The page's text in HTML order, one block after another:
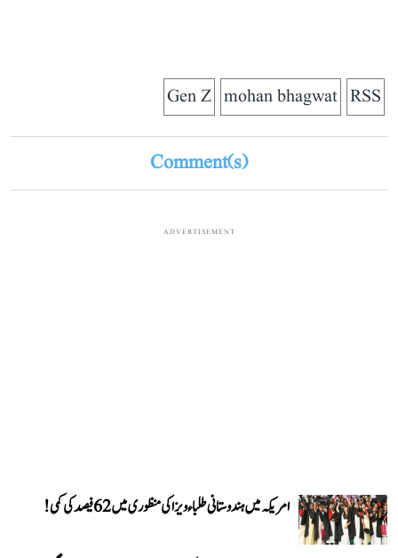
RSS
mohan bhagwat
Gen Z
Comment(s)
ADVERTISEMENT
امریکہ میں ہندوستانی طلباء ویزا کی منظوری میں 62 فیصد کی کمی!